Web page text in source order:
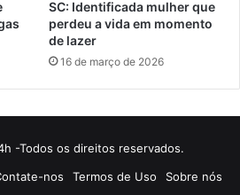
SC: Identificada mulher que
perdeu a vida em momento
de lazer
16 de março de 2026
-Todos os direitos reservados.
nos Termos de Uso Sobre nós